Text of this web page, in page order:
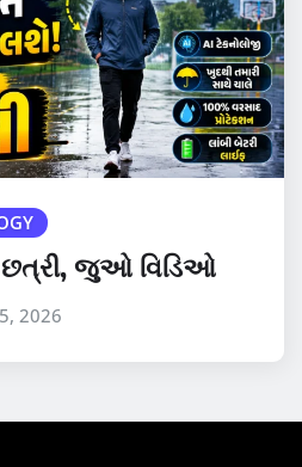
છત્રી, જુઓ વિડિઓ
2026